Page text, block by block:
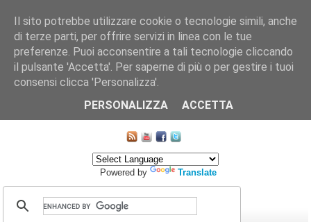
CHI SIAMO LE SEZIONI ASSICURGRANDA
ISCRIZIONE L'AVVOCATO RISPONDE SONDAGGI
Powered by Translate
Il sito potrebbe utilizzare cookie o tecnologie simili, anche
di terze parti, per offrire servizi in linea con le tue
preferenze. Puoi acconsentire a tali tecnologie cliccando
il pulsante 'Accetta'. Per saperne di più o per gestire i tuoi
consensi clicca 'Personalizza'.
PERSONALIZZA
ACCETTA